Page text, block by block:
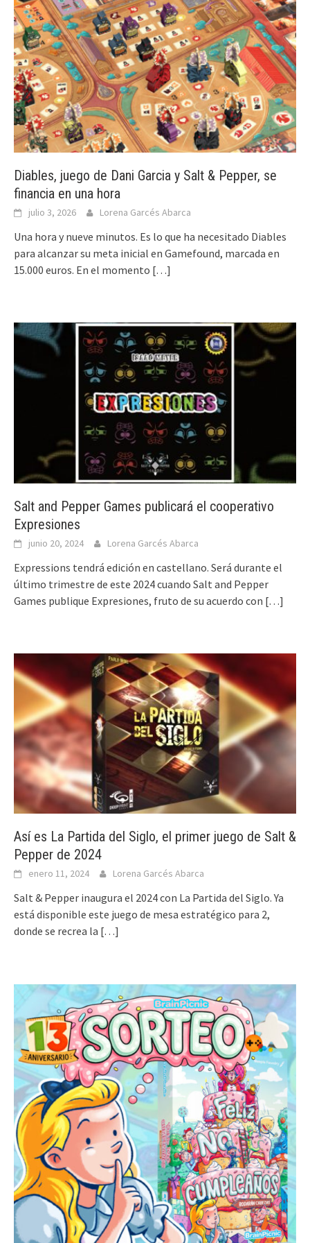
Diables, juego de Dani Garcia y Salt & Pepper, se
financia en una hora
julio 3, 2026 Lorena Garcés Abarca
Una hora y nueve minutos. Es lo que ha necesitado Diables
para alcanzar su meta inicial en Gamefound, marcada en
15.000 euros. En el momento […]
Salt and Pepper Games publicará el cooperativo
Expresiones
junio 20, 2024 Lorena Garcés Abarca
Expressions tendrá edición en castellano. Será durante el
último trimestre de este 2024 cuando Salt and Pepper
Games publique Expresiones, fruto de su acuerdo con […]
Así es La Partida del Siglo, el primer juego de Salt &
Pepper de 2024
enero 11, 2024 Lorena Garcés Abarca
Salt & Pepper inaugura el 2024 con La Partida del Siglo. Ya
está disponible este juego de mesa estratégico para 2,
donde se recrea la […]